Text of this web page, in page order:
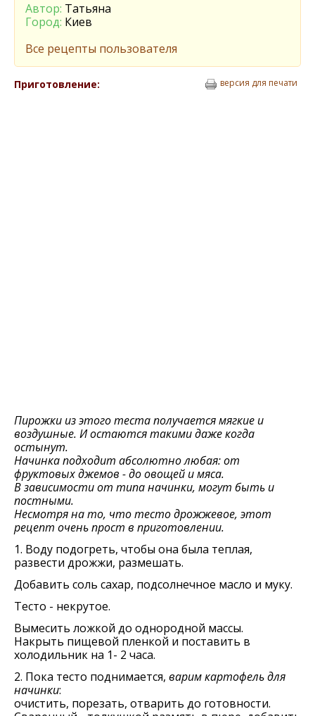
Автор: Татьяна
Город: Киев
Все рецепты пользователя
Приготовление: версия для печати
Пирожки из этого теста получается мягкие и
воздушные. И остаются такими даже когда
остынут.
Начинка подходит абсолютно любая: от
фруктовых джемов - до овощей и мяса.
В зависимости от типа начинки, могут быть и
постными.
Несмотря на то, что тесто дрожжевое, этот
рецепт очень прост в приготовлении.
1. Воду подогреть, чтобы она была теплая,
развести дрожжи, размешать.
Добавить соль сахар, подсолнечное масло и муку.
Тесто - некрутое.
Вымесить ложкой до однородной массы.
Накрыть пищевой пленкой и поставить в
холодильник на 1- 2 часа.
2. Пока тесто поднимается, варим картофель для
начинки:
очистить, порезать, отварить до готовности.